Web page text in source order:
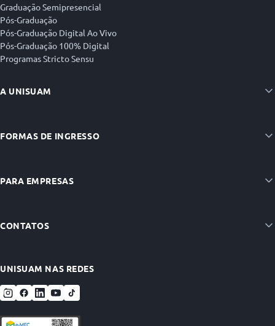
Graduação Semipresencial
Pós-Graduação
Pós-Graduação Digital Ao Vivo
Pós-Graduação 100% Digital
Programas Stricto Sensu
A UNISUAM
FORMAS DE INGRESSO
PARA EMPRESAS
CONTATOS
UNISUAM NAS REDES